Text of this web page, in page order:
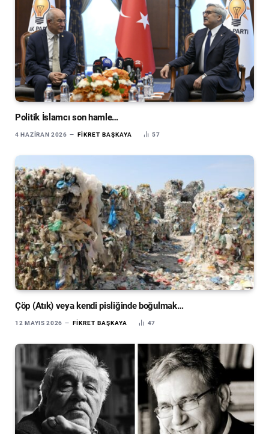
Politik İslamcı son hamle…
4 HAZIRAN 2026 FIKRET BAŞKAYA 57
Çöp (Atık) veya kendi pisliğinde boğulmak…
12 MAYIS 2026 FIKRET BAŞKAYA 47